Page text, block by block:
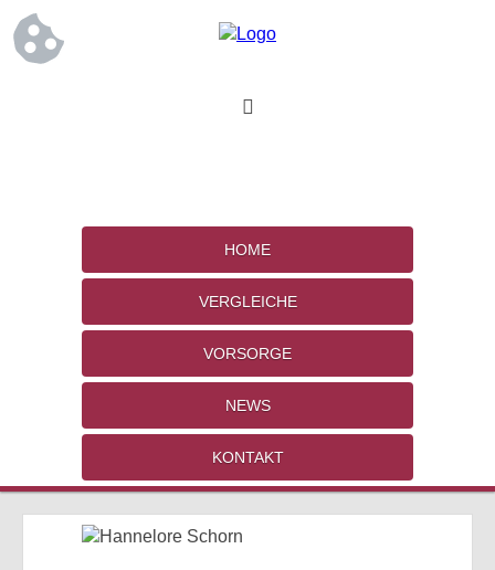
HOME
VERGLEICHE
VORSORGE
NEWS
KONTAKT